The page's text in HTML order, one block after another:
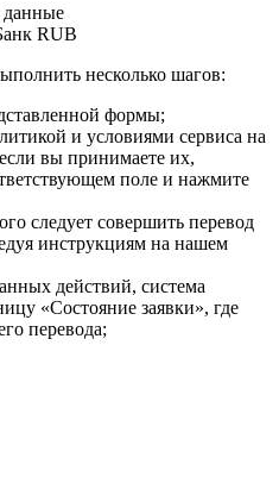
данные
RUB
несколько шагов:
формы;
и условиями сервиса на
вы принимаете их,
поле и нажмите
следует совершить перевод
инструкциям на нашем
действий, система
«Состояние заявки», где
перевода;